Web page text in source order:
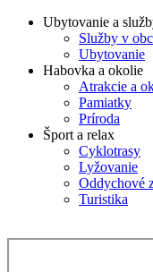
Ubytovanie a
Služby v
Ubytovanie
Habovka a okolie
Atrakcie a
Pamiatky
Príroda
Šport a relax
Cyklotrasy
Lyžovanie
Oddychové
Turistika